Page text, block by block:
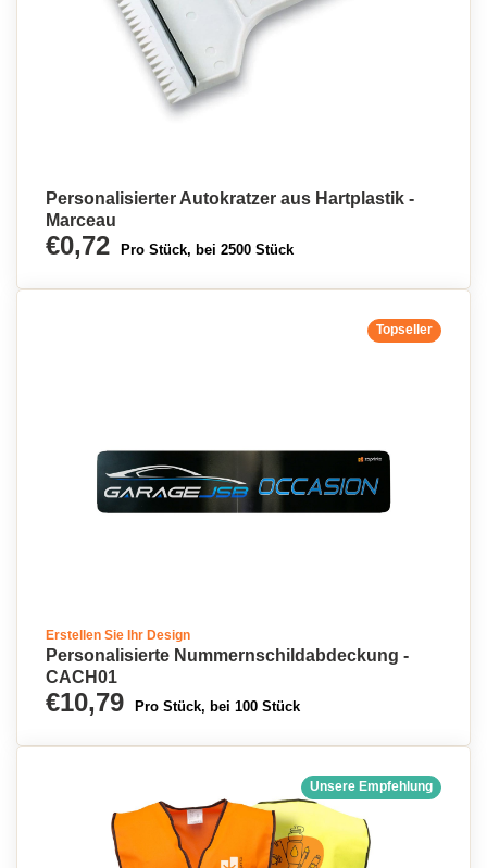
Personalisierter Autokratzer aus Hartplastik -
Marceau
€0,72 Pro Stück, bei 2500 Stück
Topseller
Erstellen Sie Ihr Design
Personalisierte Nummernschildabdeckung -
CACH01
€10,79 Pro Stück, bei 100 Stück
Unsere Empfehlung